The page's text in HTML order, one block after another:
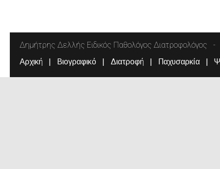
Δημήτρης Δελλής Ειδικός Παθολόγος Διατροφολόγος
Αρχική Βιογραφικό Διατροφή Παχυσαρκία